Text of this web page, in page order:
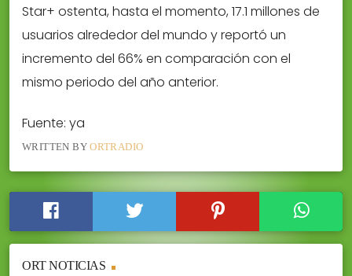
Star+ ostenta, hasta el momento, 17.1 millones de
usuarios alrededor del mundo y reportó un
incremento del 66% en comparación con el
mismo periodo del año anterior.
Fuente: ya
WRITTEN BYORTRADIO
ORT NOTICIAS